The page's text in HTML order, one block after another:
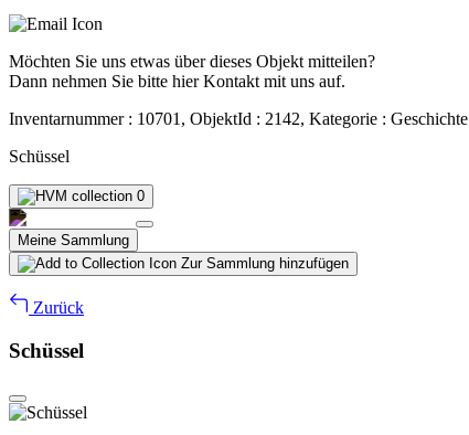
Möchten Sie uns etwas über dieses Objekt mitteilen?
Dann nehmen Sie bitte hier Kontakt mit uns auf.
Inventarnummer : 10701, ObjektId : 2142, Kategorie : Geschichte
Schüssel
0
Meine Sammlung
Zur Sammlung hinzufügen
Zurück
Schüssel